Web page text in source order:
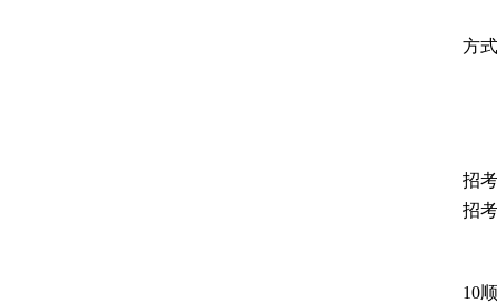
博
方
(
请
招
招
(
10